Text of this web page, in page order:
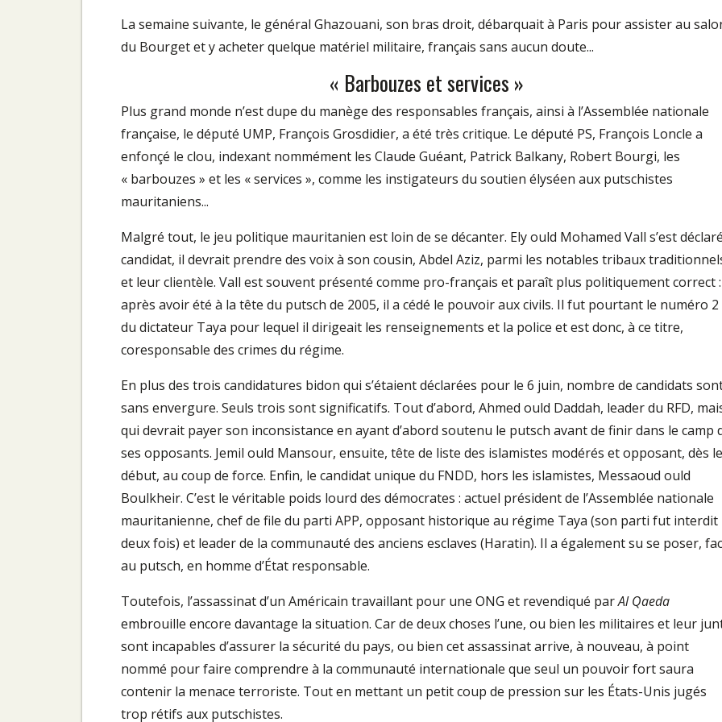
La semaine suivante, le général Ghazouani, son bras droit, débarquait à Paris pour assister au
du Bourget et y acheter quelque matériel militaire, français sans aucun doute...
« Barbouzes et services »
Plus grand monde n’est dupe du manège des responsables français, ainsi à l’Assemblée nationale
française, le député UMP, François Grosdidier, a été très critique. Le député PS, François Loncle a
enfonçé le clou, indexant nommément les Claude Guéant, Patrick Balkany, Robert Bourgi, les
« barbouzes » et les « services », comme les instigateurs du soutien élyséen aux putschistes
mauritaniens...
Malgré tout, le jeu politique mauritanien est loin de se décanter. Ely ould Mohamed Vall s’est déclaré
candidat, il devrait prendre des voix à son cousin, Abdel Aziz, parmi les notables tribaux
et leur clientèle. Vall est souvent présenté comme pro-français et paraît plus politiquement correct :
après avoir été à la tête du putsch de 2005, il a cédé le pouvoir aux civils. Il fut pourtant le numéro 2
du dictateur Taya pour lequel il dirigeait les renseignements et la police et est donc, à ce titre,
coresponsable des crimes du régime.
En plus des trois candidatures bidon qui s’étaient déclarées pour le 6 juin, nombre de candidats
sans envergure. Seuls trois sont significatifs. Tout d’abord, Ahmed ould Daddah, leader du RFD,
qui devrait payer son inconsistance en ayant d’abord soutenu le putsch avant de finir dans le camp
ses opposants. Jemil ould Mansour, ensuite, tête de liste des islamistes modérés et opposant, dès le
début, au coup de force. Enfin, le candidat unique du FNDD, hors les islamistes, Messaoud ould
Boulkheir. C’est le véritable poids lourd des démocrates : actuel président de l’Assemblée nationale
mauritanienne, chef de file du parti APP, opposant historique au régime Taya (son parti fut interdit
deux fois) et leader de la communauté des anciens esclaves (Haratin). Il a également su se poser,
au putsch, en homme d’État responsable.
Toutefois, l’assassinat d’un Américain travaillant pour une ONG et revendiqué parAl Qaeda
embrouille encore davantage la situation. Car de deux choses l’une, ou bien les militaires et leur
sont incapables d’assurer la sécurité du pays, ou bien cet assassinat arrive, à nouveau, à point
nommé pour faire comprendre à la communauté internationale que seul un pouvoir fort saura
contenir la menace terroriste. Tout en mettant un petit coup de pression sur les États-Unis jugés
trop rétifs aux putschistes.